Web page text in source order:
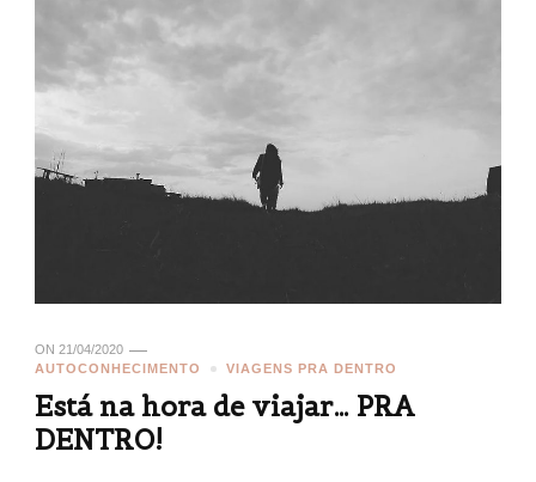
ON 21/04/2020
AUTOCONHECIMENTO
VIAGENS PRA DENTRO
Está na hora de viajar… PRA
DENTRO!